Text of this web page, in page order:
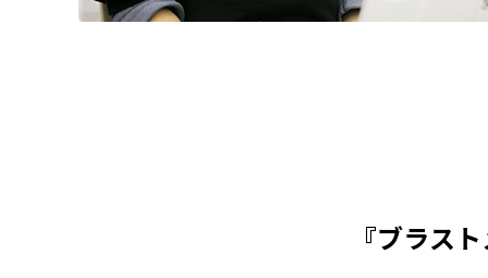
『ブラス